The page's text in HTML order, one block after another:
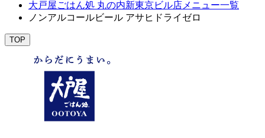
大戸屋ごはん処 丸の内新東京ビル店メニュー一覧
ノンアルコールビール アサヒドライゼロ
TOP